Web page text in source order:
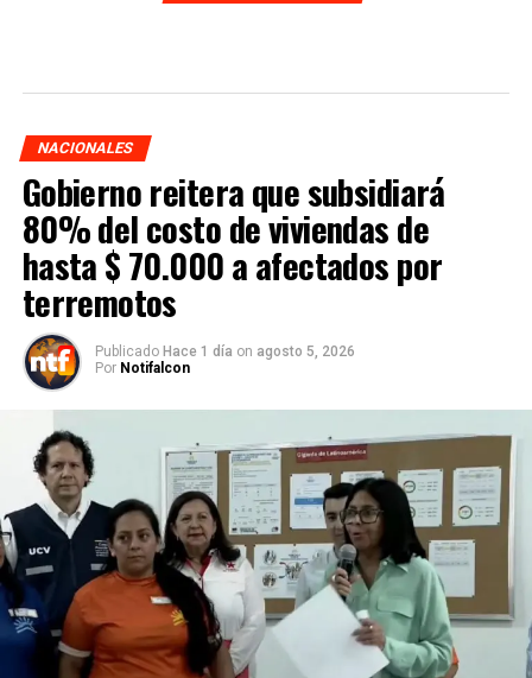
NACIONALES
Gobierno reitera que subsidiará
80% del costo de viviendas de
hasta $ 70.000 a afectados por
terremotos
Publicado Hace 1 día on agosto 5, 2026
Por Notifalcon